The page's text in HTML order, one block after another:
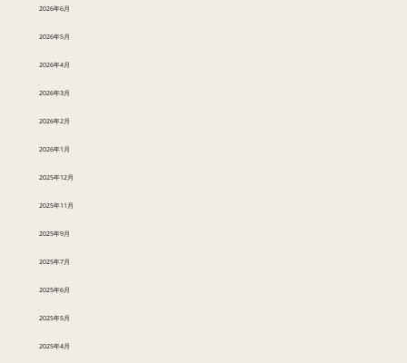
2026年6月
2026年5月
2026年4月
2026年3月
2026年2月
2026年1月
2025年12月
2025年11月
2025年9月
2025年7月
2025年6月
2025年5月
2025年4月